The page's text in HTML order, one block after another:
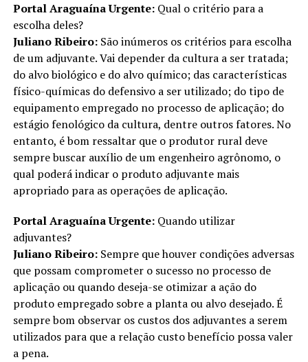
Portal Araguaína Urgente: Qual o critério para a
escolha deles?
Juliano Ribeiro:São inúmeros os critérios para escolha
de um adjuvante. Vai depender da cultura a ser tratada;
do alvo biológico e do alvo químico; das características
físico-químicas do defensivo a ser utilizado; do tipo de
equipamento empregado no processo de aplicação; do
estágio fenológico da cultura, dentre outros fatores. No
entanto, é bom ressaltar que o produtor rural deve
sempre buscar auxílio de um engenheiro agrônomo, o
qual poderá indicar o produto adjuvante mais
apropriado para as operações de aplicação.
Portal Araguaína Urgente: Quando utilizar
adjuvantes?
Juliano Ribeiro: Sempre que houver condições adversas
que possam comprometer o sucesso no processo de
aplicação ou quando deseja-se otimizar a ação do
produto empregado sobre a planta ou alvo desejado. É
sempre bom observar os custos dos adjuvantes a serem
utilizados para que a relação custo benefício possa valer
a pena.